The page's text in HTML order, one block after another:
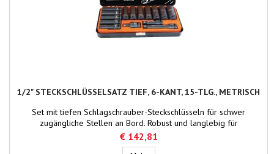
1/2" STECKSCHLÜSSELSATZ TIEF, 6-KANT, 15-TLG., METRISCH
Set mit tiefen Schlagschrauber-Steckschlüsseln für schwer
zugängliche Stellen an Bord. Robust und langlebig für
professionelle Reparaturarbeiten auf Schiffen.
€ 142,81